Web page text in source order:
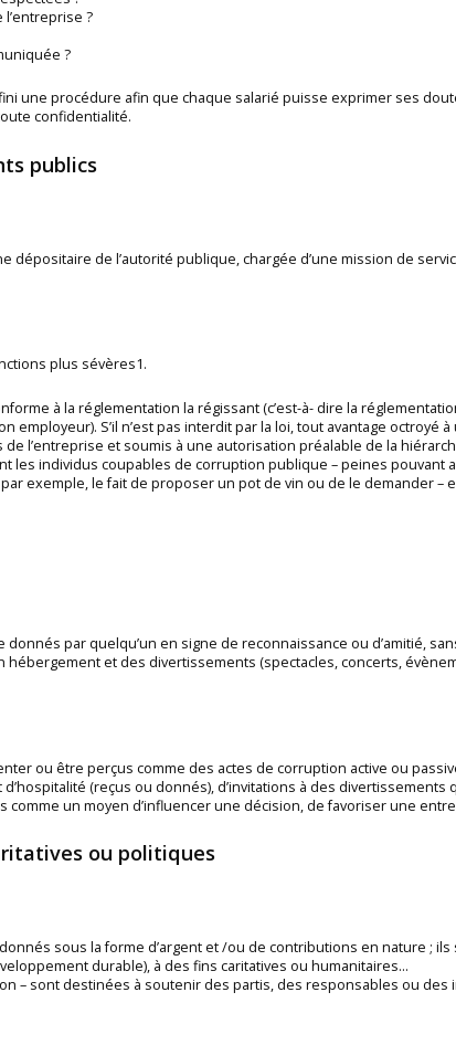
l’entreprise ?
?
une procédure afin que chaque salarié puisse exprimer ses
confidentialité.
publics
dépositaire de l’autorité publique, chargée d’une mission de
plus sévères1.
à la réglementation la régissant (c’est-à- dire la
employeur). S’il n’est pas interdit par la loi, tout avantage octroyé
l’entreprise et soumis à une autorisation préalable de la
les individus coupables de corruption publique – peines pouvant
par exemple, le fait de proposer un pot de vin ou de le demander –
par quelqu’un en signe de reconnaissance ou d’amitié,
hébergement et des divertissements (spectacles, concerts,
ou être perçus comme des actes de corruption active ou
(reçus ou donnés), d’invitations à des
un moyen d’influencer une décision, de favoriser une
ou politiques
sous la forme d’argent et /ou de contributions en nature ;
durable), à des fins caritatives ou humanitaires…
– sont destinées à soutenir des partis, des responsables ou des